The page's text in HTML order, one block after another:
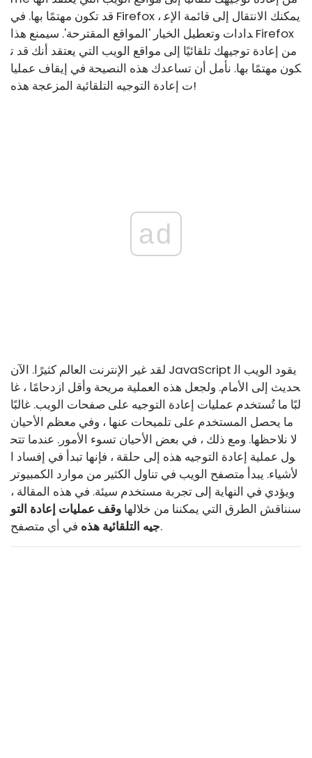
قد تكون مهتمًا بها. في Firefox ، يمكنك الانتقال إلى قائمة الإع
دادات وتعطيل الخيار 'المواقع المقترحة'. سيمنع هذا Firefox
من إعادة توجيهك تلقائيًا إلى مواقع الويب التي يعتقد أنك قد ت
كون مهتمًا بها. نأمل أن تساعدك هذه النصيحة في إيقاف عمليا
ت إعادة التوجيه التلقائية المزعجة هذه!
ad
لقد غير الإنترنت العالم كثيرًا. الآن JavaScript يقود الويب ال
حديث إلى الأمام. ولجعل هذه العملية مريحة وأقل ازدحامًا ، غا
لبًا ما تُستخدم عمليات إعادة التوجيه على صفحات الويب. غالبًا
ما يحصل المستخدم على تلميحات عنها ، وفي معظم الأحيان
لا نلاحظها. ومع ذلك ، في بعض الأحيان تسوء الأمور. عندما تتح
ول عملية إعادة التوجيه هذه إلى حلقة ، فإنها تبدأ في إفساد ا
لأشياء. يبدأ متصفح الويب في تناول الكثير من موارد الكمبيوتر
ويؤدي في النهاية إلى تجربة مستخدم سيئة. في هذه المقالة ،
سنناقش الطرق التي يمكننا من خلالها وقف عمليات إعادة التو
جيه التلقائية هذهفي أي متصفح.